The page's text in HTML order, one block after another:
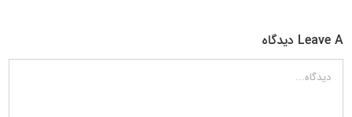
Leave A دیدگاه
دیدگاه